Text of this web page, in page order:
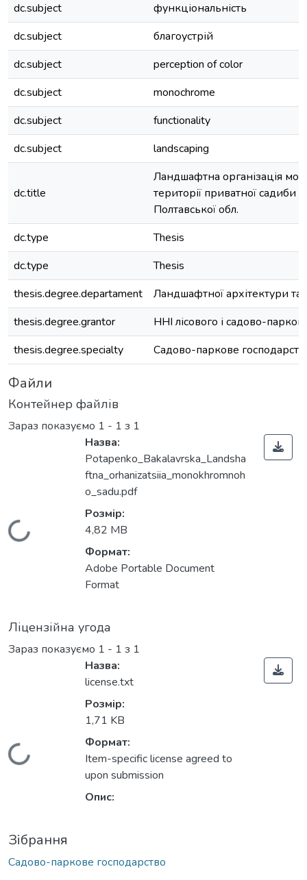
dc.subject
функціональність
dc.subject
благоустрій
dc.subject
perception of color
dc.subject
monochrome
dc.subject
functionality
dc.subject
landscaping
dc.title
Ландшафтна організація
території приватної садиби
Полтавської обл.
dc.type
Thesis
dc.type
Thesis
thesis.degree.departament
Ландшафтної архітектури та
thesis.degree.grantor
ННІ лісового і садово-
thesis.degree.specialty
Садово-паркове
Файли
Контейнер файлів
Зараз показуємо 1 - 1 з 1
Вантажиться...
Назва:
Potapenko_Bakalavrska_Landsha
ftna_orhanizatsiia_monokhromnoh
o_sadu.pdf
Розмір:
4,82 MB
Формат:
Adobe Portable Document
Format
Ліцензійна угода
Зараз показуємо 1 - 1 з 1
Вантажиться...
Назва:
license.txt
Розмір:
1,71 KB
Формат:
Item-specific license agreed to
upon submission
Опис:
Зібрання
Садово-паркове господарство